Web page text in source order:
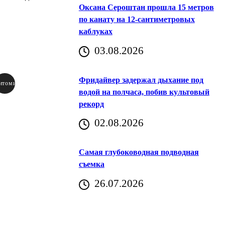
Оксана Сероштан прошла 15 метров
по канату на 12-сантиметровых
каблуках
03.08.2026
Фридайвер задержал дыхание под
водой на полчаса, побив культовый
рекорд
02.08.2026
Самая глубоководная подводная
съемка
26.07.2026